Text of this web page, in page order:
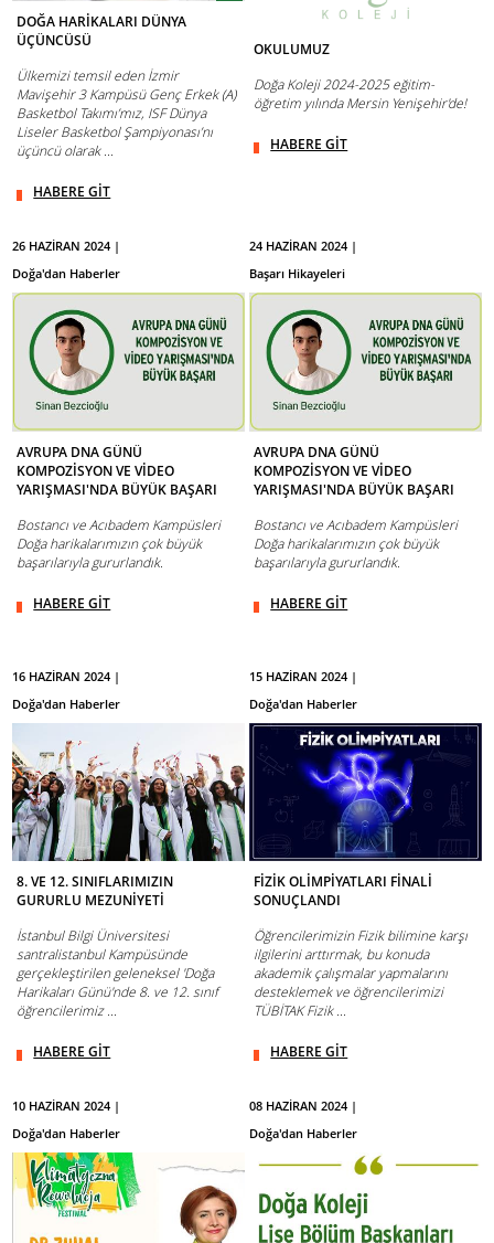
DOĞA HARİKALARI DÜNYA
ÜÇÜNCÜSÜ
Ülkemizi temsil eden İzmir
Mavişehir 3 Kampüsü Genç Erkek (A)
Basketbol Takımı’mız, ISF Dünya
Liseler Basketbol Şampiyonası’nı
üçüncü olarak ...
HABERE GİT
OKULUMUZ
Doğa Koleji 2024-2025 eğitim-
öğretim yılında Mersin Yenişehir'de!
HABERE GİT
26 HAZİRAN 2024 |
Doğa'dan Haberler
AVRUPA DNA GÜNÜ
KOMPOZİSYON VE VİDEO
YARIŞMASI'NDA BÜYÜK BAŞARI
Bostancı ve Acıbadem Kampüsleri
Doğa harikalarımızın çok büyük
başarılarıyla gururlandık.
HABERE GİT
24 HAZİRAN 2024 |
Başarı Hikayeleri
AVRUPA DNA GÜNÜ
KOMPOZİSYON VE VİDEO
YARIŞMASI'NDA BÜYÜK BAŞARI
Bostancı ve Acıbadem Kampüsleri
Doğa harikalarımızın çok büyük
başarılarıyla gururlandık.
HABERE GİT
16 HAZİRAN 2024 |
Doğa'dan Haberler
8. VE 12. SINIFLARIMIZIN
GURURLU MEZUNİYETİ
İstanbul Bilgi Üniversitesi
santralistanbul Kampüsünde
gerçekleştirilen geleneksel 'Doğa
Harikaları Günü'nde 8. ve 12. sınıf
öğrencilerimiz ...
HABERE GİT
15 HAZİRAN 2024 |
Doğa'dan Haberler
FİZİK OLİMPİYATLARI FİNALİ
SONUÇLANDI
Öğrencilerimizin Fizik bilimine karşı
ilgilerini arttırmak, bu konuda
akademik çalışmalar yapmalarını
desteklemek ve öğrencilerimizi
TÜBİTAK Fizik ...
HABERE GİT
10 HAZİRAN 2024 |
Doğa'dan Haberler
08 HAZİRAN 2024 |
Doğa'dan Haberler